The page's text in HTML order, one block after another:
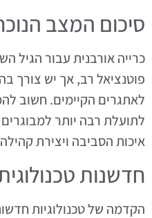
סיכום המצב
כרייה אורבנית עבור הגיל
פוטנציאל רב, אך יש צורך
לאתגרים הקיימים. חשוב
לתועלת רבה יותר
איכות הסביבה ויצירת
חדשנות
הקדמה של טכנולוגיות